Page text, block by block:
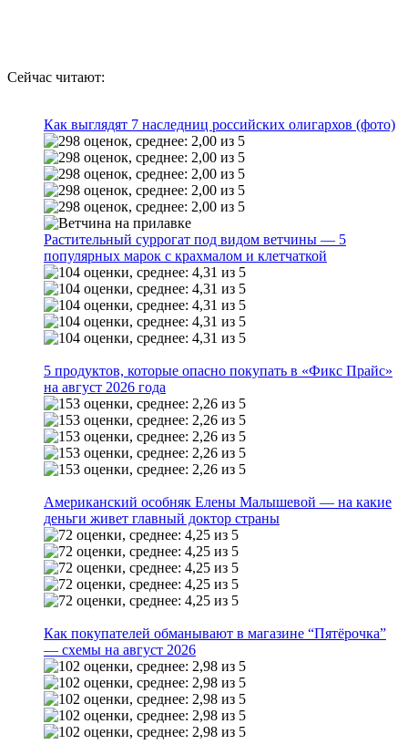
Сейчас читают:
Как выглядят 7 наследниц российских олигархов (фото)
Растительный суррогат под видом ветчины — 5
популярных марок с крахмалом и клетчаткой
5 продуктов, которые опасно покупать в «Фикс Прайс»
на август 2026 года
Американский особняк Елены Малышевой — на какие
деньги живет главный доктор страны
Как покупателей обманывают в магазине “Пятёрочка”
— схемы на август 2026